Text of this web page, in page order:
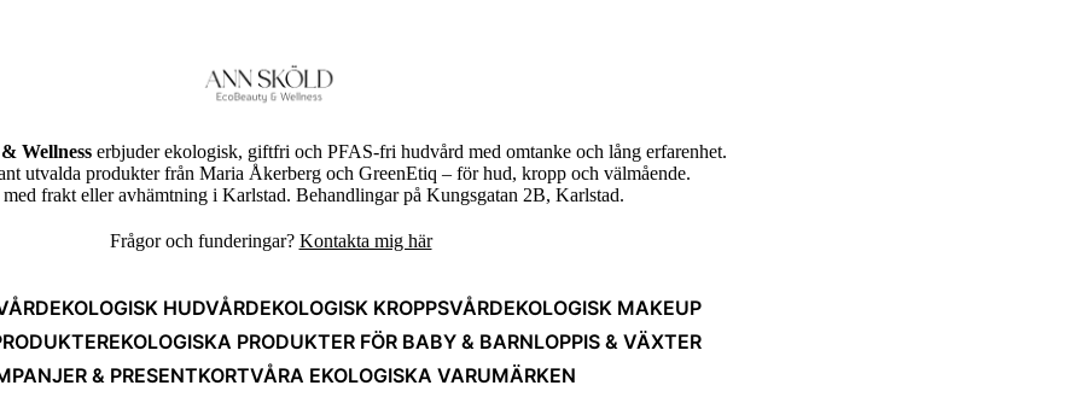
Wellness erbjuder ekologisk, giftfri och PFAS-fri hudvård med omtanke och lång erfarenhet.
utvalda produkter från Maria Åkerberg och GreenEtiq – för hud, kropp och välmående.
frakt eller avhämtning i Karlstad. Behandlingar på Kungsgatan 2B, Karlstad.
Frågor och funderingar? Kontakta mig här
EKOLOGISK HUDVÅRDEKOLOGISK KROPPSVÅRDEKOLOGISK MAKEUP
EKOLOGISKA PRODUKTER FÖR BABY & BARNLOPPIS & VÄXTER
& PRESENTKORTVÅRA EKOLOGISKA VARUMÄRKEN